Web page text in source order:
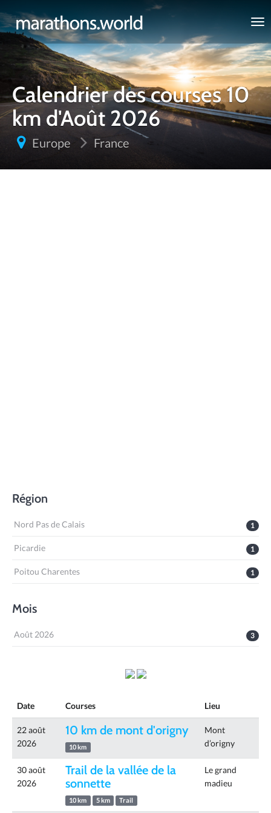
marathons.world
Calendrier des courses 10
km d'Août 2026
Europe France
Région
1
Nord Pas de Calais
1
Picardie
1
Poitou Charentes
Mois
3
Août 2026
Date Courses Lieu
22 août
2026
10 km de mont d'origny
10 km
Mont
d’origny
30 août
2026
Trail de la vallée de la
sonnette
10 km 5 km Trail
Le grand
madieu